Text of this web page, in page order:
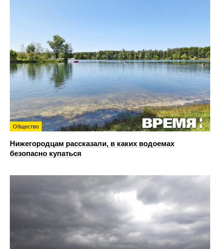
Общество
Нижегородцам рассказали, в каких водоемах
безопасно купаться